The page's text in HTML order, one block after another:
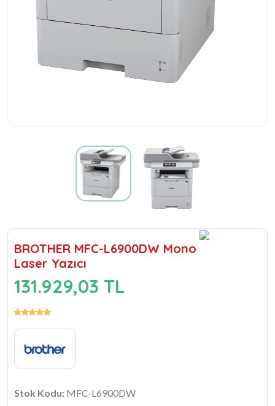
BROTHER MFC-L6900DW Mono
Laser Yazıcı
131.929,03 TL
Stok Kodu: MFC-L6900DW